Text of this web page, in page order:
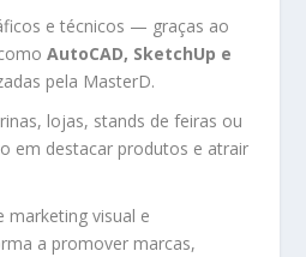
e técnicos — graças ao
AutoCAD, SketchUp e
pela MasterD.
lojas, stands de feiras ou
em destacar produtos e atrair
marketing visual e
a promover marcas,